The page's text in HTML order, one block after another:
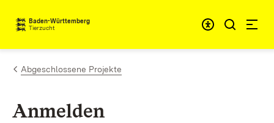
Zum Inhalt springen
Baden-Württemberg
Tierzucht
Abgeschlossene Projekte
Anmelden